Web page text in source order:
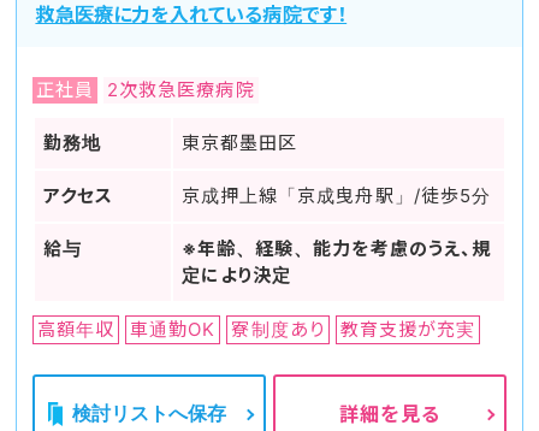
救急医療に力を入れている病院です！
正社員 2次救急医療病院
勤務地 東京都墨田区
アクセス 京成押上線「京成曳舟駅」/徒歩5分
給与
※年齢、経験、能力を考慮のうえ、規
定により決定
高額年収 車通勤OK 寮制度あり 教育支援が充実
検討リストへ保存 詳細を見る